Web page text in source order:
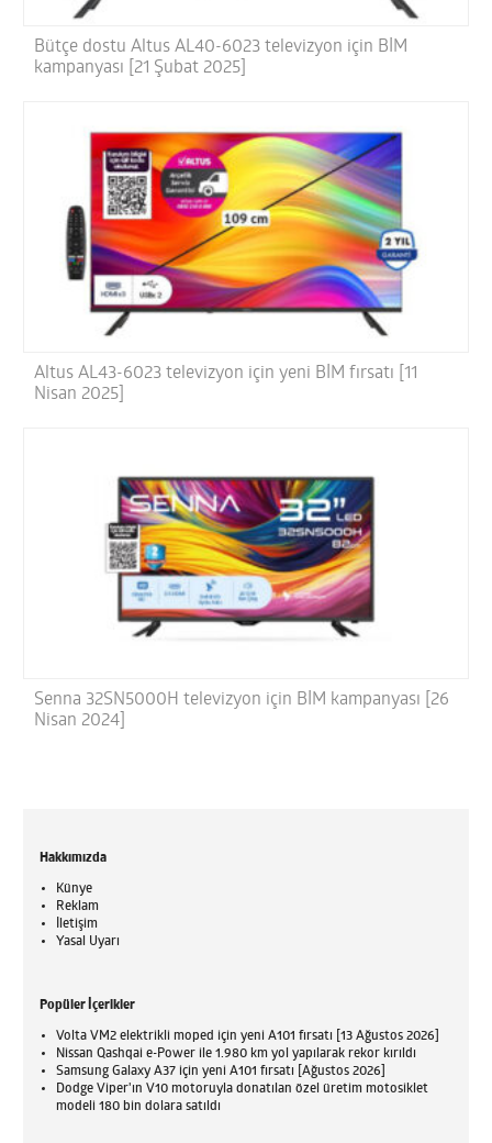
Bütçe dostu Altus AL40-6023 televizyon için BİM
kampanyası [21 Şubat 2025]
Altus AL43-6023 televizyon için yeni BİM fırsatı [11
Nisan 2025]
Senna 32SN5000H televizyon için BİM kampanyası [26
Nisan 2024]
Hakkımızda
Künye
Reklam
İletişim
Yasal Uyarı
Popüler İçerikler
Volta VM2 elektrikli moped için yeni A101 fırsatı [13 Ağustos 2026]
Nissan Qashqai e-Power ile 1.980 km yol yapılarak rekor kırıldı
Samsung Galaxy A37 için yeni A101 fırsatı [Ağustos 2026]
Dodge Viper'ın V10 motoruyla donatılan özel üretim motosiklet
modeli 180 bin dolara satıldı